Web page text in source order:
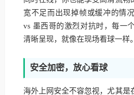
宽不足而出现掉帧或缓冲的情
vs 墨西哥的激烈对抗时，每一
清晰呈现，就像在现场看球一样。
安全加密，放心看球
海外上网安全不容忽视，尤其是